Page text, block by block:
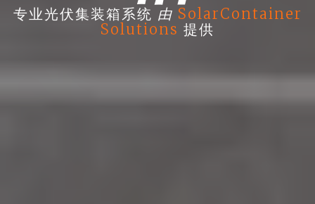
专业光伏集装箱系统 由 SolarContainer
Solutions 提供